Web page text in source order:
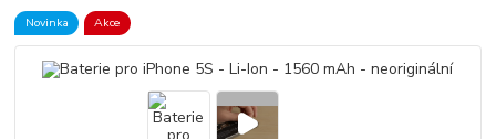
Novinka Akce